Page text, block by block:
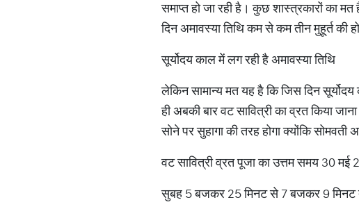
समाप्त हो जा रही है। कुछ शास्त्रकारों का मत
दिन अमावस्या तिथि कम से कम तीन मुहूर्त की
सूर्योदय काल में लग रही है अमावस्या तिथि
लेकिन सामान्य मत यह है कि जिस दिन
ही अबकी बार वट सावित्री का व्रत किया
सोने पर सुहागा की तरह होगा क्योंकि
वट सावित्री व्रत पूजा का उत्तम समय 30 मई
सुबह 5 बजकर 25 मिनट से 7 बजकर 9 मिनट